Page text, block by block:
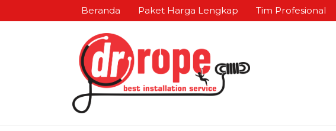
Beranda Paket Harga Lengkap Tim Profesional